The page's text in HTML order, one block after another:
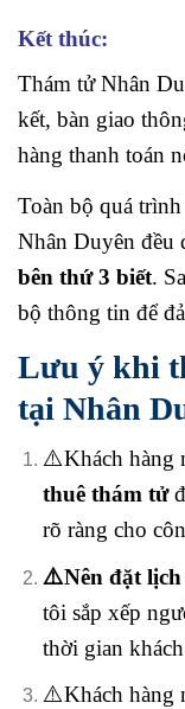
Kết thúc:
Thám tử Nhân
kết, bàn giao
hàng thanh toán
Toàn bộ quá
Nhân Duyên đều
bên thứ 3 biết.
bộ thông tin để
Lưu ý khi
tại Nhân
⚠️Khách hàng
thuê thám tử
rõ ràng cho
⚠️Nên đặt
tôi sắp xếp
thời gian
⚠️Khách hàng